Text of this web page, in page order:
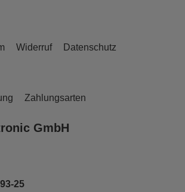
Widerruf Datenschutz
Zahlungsarten
GmbH
25